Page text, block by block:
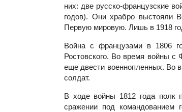
них: две русско-французские
годов). Они храбро выстояли
Первую мировую. Лишь в 1918
Война с французами в 1806
Ростовского. Во время войны с
еще двести военнопленных. Во
солдат.
В ходе войны 1812 года полк
сражении под командованием